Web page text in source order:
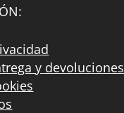
y devoluciones